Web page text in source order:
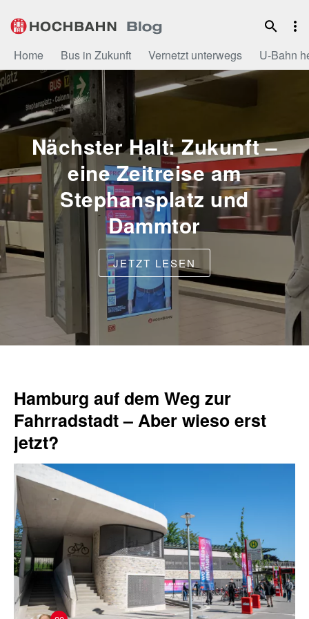
Inhalt
Home Bus in Zukunft Vernetzt unterwegs U-Bahn
Nächster Halt: Zukunft –
eine Zeitreise am
Stephansplatz und
Dammtor
JETZT LESEN
Hamburg auf dem Weg zur
Fahrradstadt – Aber wieso erst
jetzt?